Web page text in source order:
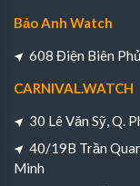
Bảo Anh Watch
608 Điện Biên
CARNIVAL.WATCH
30 Lê Văn Sỹ, Q.
40/19B Trần
Minh